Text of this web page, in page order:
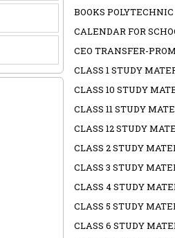
BOOKS POLYTECHNIC
CALENDAR FOR
CEO TRANSFER-
CLASS 1 STUDY
CLASS 10 STUDY
CLASS 11 STUDY
CLASS 12 STUDY
CLASS 2 STUDY
CLASS 3 STUDY
CLASS 4 STUDY
CLASS 5 STUDY
CLASS 6 STUDY